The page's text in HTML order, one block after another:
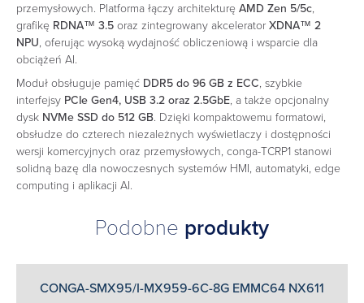
przemysłowych. Platforma łączy architekturę AMD Zen 5/5c,
grafikę RDNA™ 3.5 oraz zintegrowany akcelerator XDNA™ 2
NPU, oferując wysoką wydajność obliczeniową i wsparcie dla
obciążeń AI.
Moduł obsługuje pamięć DDR5 do 96 GB z ECC, szybkie
interfejsy PCIe Gen4, USB 3.2 oraz 2.5GbE, a także opcjonalny
dysk NVMe SSD do 512 GB. Dzięki kompaktowemu formatowi,
obsłudze do czterech niezależnych wyświetlaczy i dostępności
wersji komercyjnych oraz przemysłowych, conga-TCRP1 stanowi
solidną bazę dla nowoczesnych systemów HMI, automatyki, edge
computing i aplikacji AI.
Podobne produkty
CONGA-SMX95/I-MX959-6C-8G EMMC64 NX611